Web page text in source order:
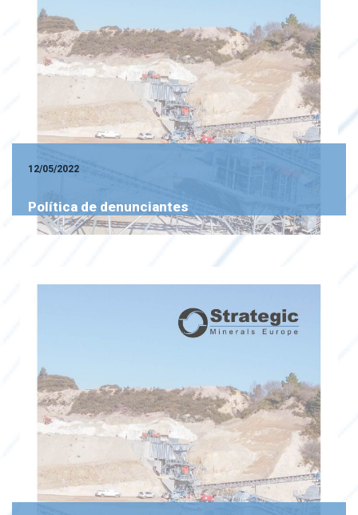
12/05/2022
Política de denunciantes